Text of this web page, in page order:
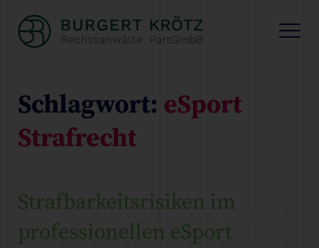
Schlagwort: eSport
Strafrecht
Strafbarkeitsrisiken im
professionellen eSport